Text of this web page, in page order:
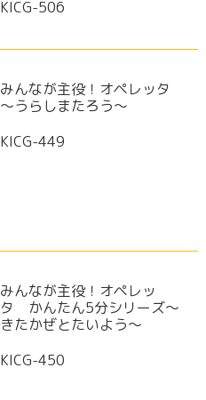
KICG-506
みんなが主役！オペレッタ
～うらしまたろう～
KICG-449
みんなが主役！オペレッ
タ かんたん5分シリーズ～
きたかぜとたいよう～
KICG-450